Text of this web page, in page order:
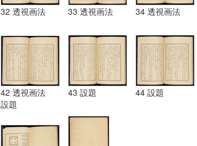
32 透視画法 33 透視画法 34 透視画法
42 透視画法
設題
43 設題 44 設題